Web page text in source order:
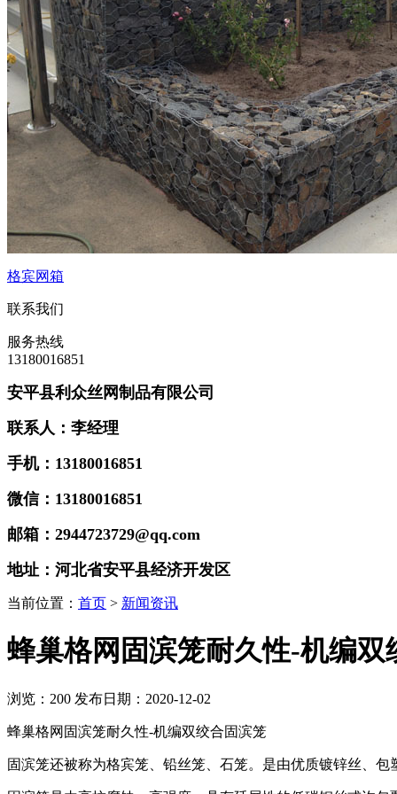
格宾网箱
联系我们
服务热线
13180016851
安平县利众丝网制品有限公司
联系人：李经理
手机：13180016851
微信：13180016851
邮箱：2944723729@qq.com
地址：河北省安平县经济开发区
当前位置： 首页 > 新闻资讯
蜂巢格网固滨笼耐久性-机编双
浏览： 200 发布日期：2020-12-02
蜂巢格网固滨笼耐久性-机编双绞合固滨笼
固滨笼还被称为格宾笼 铅丝笼 、石笼。是由优质镀锌丝、